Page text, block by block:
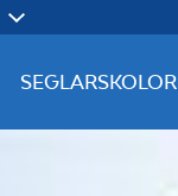
SEGLARSKOLOR